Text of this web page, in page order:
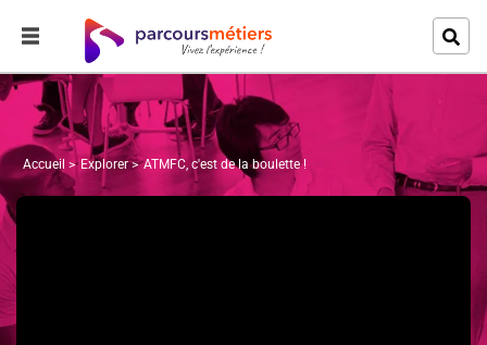
Accueil Explorer ATMFC, c'est de la boulette !